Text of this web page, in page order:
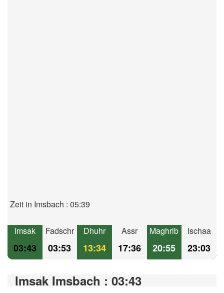
Zeit in Imsbach : 05:39
Imsak
03:43
Fadschr
03:53
Dhuhr
13:34
Assr
17:36
Maghrib
20:55
Ischaa
23:03
Imsak Imsbach : 03:43